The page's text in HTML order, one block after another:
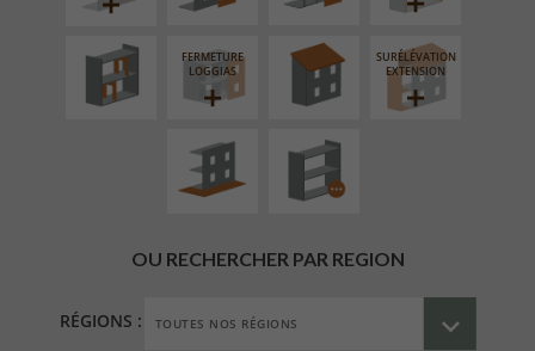
FERMETURE
LOGGIAS
SURÉLÉVATION
EXTENSION
AMÉNAGEMENT
EXTÉRIEUR
PROCÉDÉ
PARTICULIER
OU RECHERCHER PAR REGION
RÉGIONS :